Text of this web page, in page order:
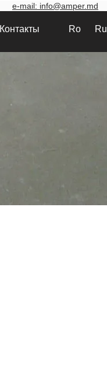
e-mail: info@amper.md
Контакты Ro Ru